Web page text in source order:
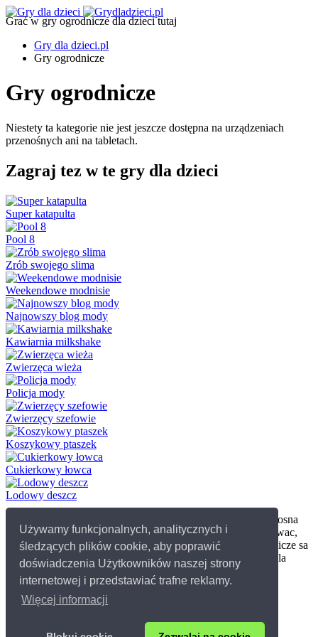
Używamy funkcjonalnych, analitycznych i
śledzących plików cookie, aby poprawić
doświadczenia Użytkowników naszej strony
internetowej i przedstawiać trafne reklamy.
Więcej informacji
Grać w gry ogrodnicze dla dzieci tutaj
Gry dla dzieci.pl
Gry ogrodnicze
Gry ogrodnicze
Niestety ta kategorie nie jest jeszcze dostępna na urządzeniach
przenośnych ani na tabletach.
Zagraj tez w te gry dla dzieci
Super katapulta
Pool 8
Zrób swojego slima
Weekendowe modnisie
Najnowszy blog mody
Kawiarnia milkshake
Zwierzęca wieża
Policja mody
Zwierzęcy szefowie
Koszykowy ptaszek
Cukierkowy łowca
Lodowy deszcz
W ogrodzie trzeba zrobic wiele rzeczy. Przede wszystkim wiosna
musisz zasadzic wszystkie rosliny, potem trzeba kosic, podlewac,
hodowac je i zwalczac chwasty. Rózne darmowe gry ogrodnicze sa
dostepne online i sa to naprawde wspaniale ogrodnicze gry dla
dzieci, aby gracz mógl opiekowac sie swoim przydomowym
ogródkiem lub bawic sie na placu zabaw.
© 2026 Grydladzieci.pl
Kontakt